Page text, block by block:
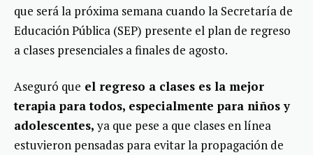
que será la próxima semana cuando la Secretaría de
Educación Pública (SEP) presente el plan de regreso
a clases presenciales a finales de agosto.
Aseguró que el regreso a clases es la mejor
terapia para todos, especialmente para niños y
adolescentes,ya que pese a que clases en línea
estuvieron pensadas para evitar la propagación de